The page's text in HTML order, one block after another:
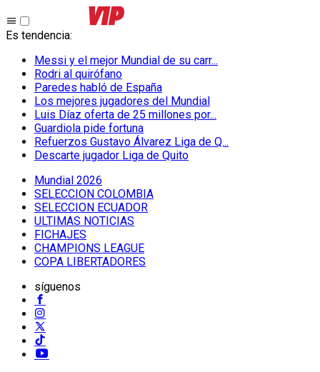
Es tendencia:
Messi y el mejor Mundial de su carr...
Rodri al quirófano
Paredes habló de España
Los mejores jugadores del Mundial
Luis Díaz oferta de 25 millones por...
Guardiola pide fortuna
Refuerzos Gustavo Álvarez Liga de Q...
Descarte jugador Liga de Quito
Mundial 2026
SELECCION COLOMBIA
SELECCION ECUADOR
ULTIMAS NOTICIAS
FICHAJES
CHAMPIONS LEAGUE
COPA LIBERTADORES
síguenos